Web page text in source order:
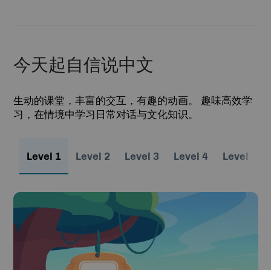
今天起自信说中文
生动的课堂，丰富的交互，有趣的动画。 趣味高效学
习，在情境中学习日常对话与文化知识。
Level 1 Level 2 Level 3 Level 4 Level 5